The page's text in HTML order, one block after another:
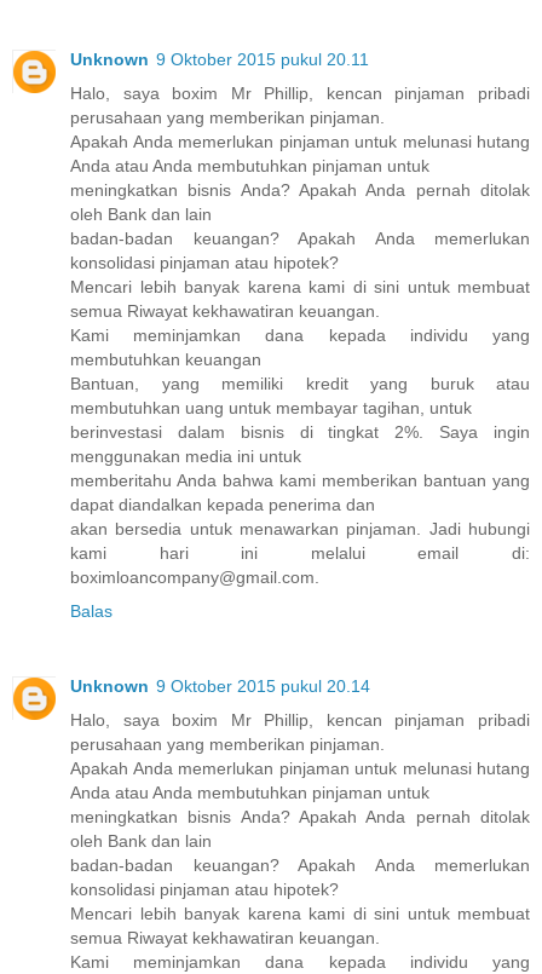
Unknown 9 Oktober 2015 pukul 20.11
Halo, saya boxim Mr Phillip, kencan pinjaman pribadi
perusahaan yang memberikan pinjaman.
Apakah Anda memerlukan pinjaman untuk melunasi hutang
Anda atau Anda membutuhkan pinjaman untuk
meningkatkan bisnis Anda? Apakah Anda pernah ditolak
oleh Bank dan lain
badan-badan keuangan? Apakah Anda memerlukan
konsolidasi pinjaman atau hipotek?
Mencari lebih banyak karena kami di sini untuk membuat
semua Riwayat kekhawatiran keuangan.
Kami meminjamkan dana kepada individu yang
membutuhkan keuangan
Bantuan, yang memiliki kredit yang buruk atau
membutuhkan uang untuk membayar tagihan, untuk
berinvestasi dalam bisnis di tingkat 2%. Saya ingin
menggunakan media ini untuk
memberitahu Anda bahwa kami memberikan bantuan yang
dapat diandalkan kepada penerima dan
akan bersedia untuk menawarkan pinjaman. Jadi hubungi
kami hari ini melalui email di:
boximloancompany@gmail.com.
Balas
Unknown 9 Oktober 2015 pukul 20.14
Halo, saya boxim Mr Phillip, kencan pinjaman pribadi
perusahaan yang memberikan pinjaman.
Apakah Anda memerlukan pinjaman untuk melunasi hutang
Anda atau Anda membutuhkan pinjaman untuk
meningkatkan bisnis Anda? Apakah Anda pernah ditolak
oleh Bank dan lain
badan-badan keuangan? Apakah Anda memerlukan
konsolidasi pinjaman atau hipotek?
Mencari lebih banyak karena kami di sini untuk membuat
semua Riwayat kekhawatiran keuangan.
Kami meminjamkan dana kepada individu yang